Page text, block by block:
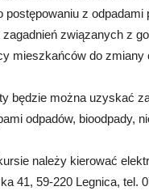
postępowaniu z
związanych z
mieszkańców do zmiany
będzie można uzyskać
odpadów, bioodpady,
należy kierować
41, 59-220 Legnica, tel.